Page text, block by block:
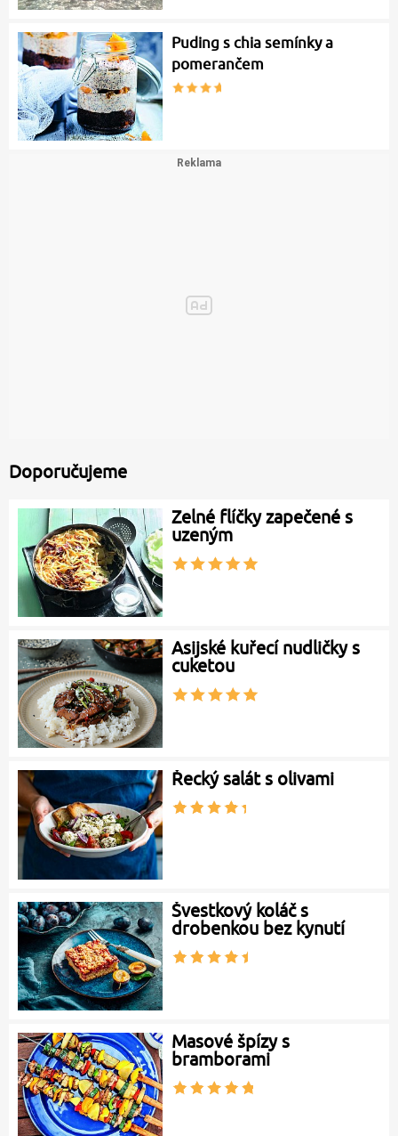
Puding s chia semínky a
pomerančem
Doporučujeme
Zelné flíčky zapečené s
uzeným
Asijské kuřecí nudličky s
cuketou
Řecký salát s olivami
Švestkový koláč s
drobenkou bez kynutí
Masové špízy s
bramborami